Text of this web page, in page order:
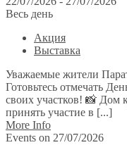
Весь день
Акция
Выставка
Уважаемые жители
Готовьтесь отмечать
своих участков! 📸 Дом
принять участие в [...]
More Info
Events on 27/07/2026